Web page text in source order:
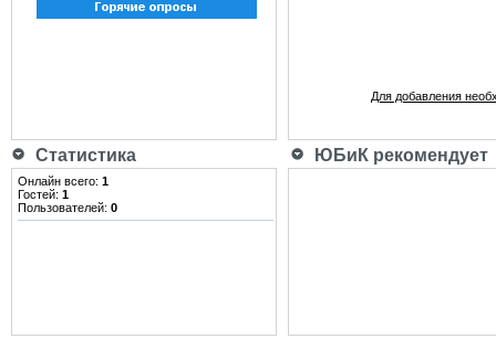
Для добавления
Статистика ЮБиК рекомендует
Онлайн всего: 1
Гостей: 1
Пользователей: 0